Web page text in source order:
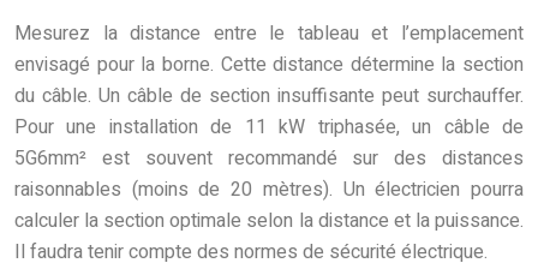
Mesurez la distance entre le tableau et l’emplacement
envisagé pour la borne. Cette distance détermine la section
du câble. Un câble de section insuffisante peut surchauffer.
Pour une installation de 11 kW triphasée, un câble de
5G6mm² est souvent recommandé sur des distances
raisonnables (moins de 20 mètres). Un électricien pourra
calculer la section optimale selon la distance et la puissance.
Il faudra tenir compte des normes de sécurité électrique.